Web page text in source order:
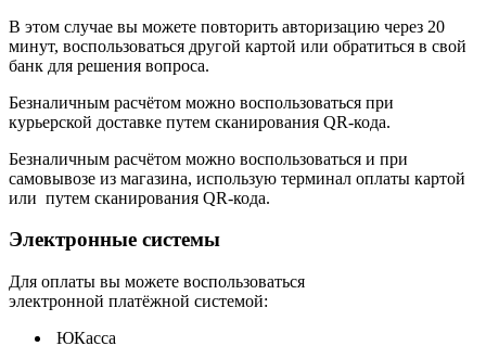
В этом случае вы можете повторить авторизацию через 20
минут, воспользоваться другой картой или обратиться в свой
банк для решения вопроса.
Безналичным расчётом можно воспользоваться при
курьерской доставке путем сканирования QR-кода.
Безналичным расчётом можно воспользоваться и при
самовывозе из магазина, использую терминал оплаты картой
или путем сканирования QR-кода.
Электронные системы
Для оплаты вы можете воспользоваться
электронной платёжной системой:
ЮКасса